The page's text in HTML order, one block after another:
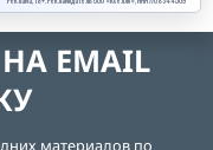
EMAIL
материалов по